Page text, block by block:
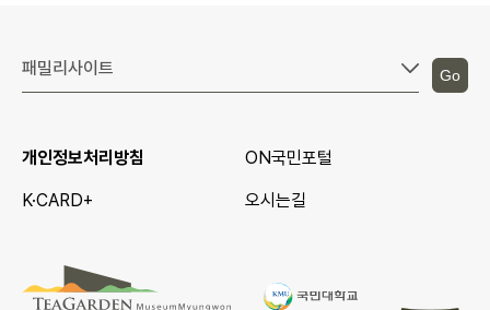
개인정보처리방침 ON국민포털
K·CARD+ 오시는길
Go